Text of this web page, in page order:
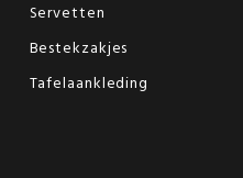
Servetten
Bestekzakjes
Tafelaankleding